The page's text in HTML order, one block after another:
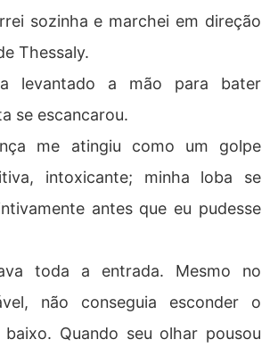
sozinha e marchei em direção
Thessaly.
levantado a mão para bater
se escancarou.
me atingiu como um golpe
intoxicante; minha loba se
antes que eu pudesse
toda a entrada. Mesmo no
não conseguia esconder o
Quando seu olhar pousou